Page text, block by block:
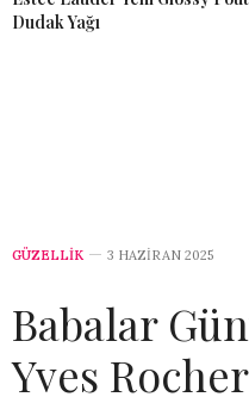
Dudak Yağı
GÜZELLİK 3 HAZIRAN 2025
Babalar
Yves